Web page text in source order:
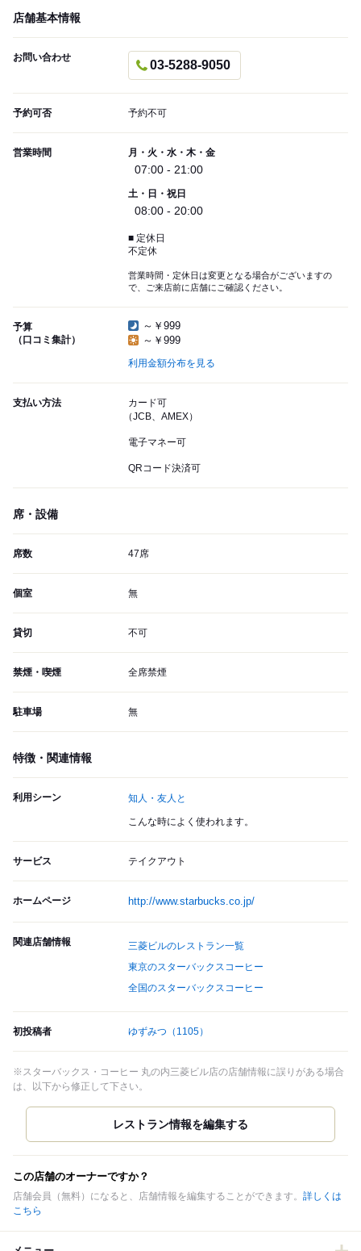
店舗基本情報
お問い合わせ
03-5288-9050
予約可否 予約不可
営業時間 月・火・水・木・金
07:00 - 21:00
土・日・祝日
08:00 - 20:00
■ 定休日
不定休
営業時間・定休日は変更となる場合がございますの
で、ご来店前に店舗にご確認ください。
予算
（口コミ集計）
～￥999
～￥999
利用金額分布を見る
支払い方法
カード可
（JCB、AMEX）
電子マネー可
QRコード決済可
席・設備
席数 47席
個室 無
貸切 不可
禁煙・喫煙 全席禁煙
駐車場 無
特徴・関連情報
利用シーン 知人・友人と
こんな時によく使われます。
サービス テイクアウト
ホームページ http://www.starbucks.co.jp/
関連店舗情報
三菱ビルのレストラン一覧
東京のスターバックスコーヒー
全国のスターバックスコーヒー
初投稿者 ゆずみつ （1105）
※スターバックス・コーヒー 丸の内三菱ビル店の店舗情報に誤りがある場合
は、以下から修正して下さい。
この店舗のオーナーですか？
店舗会員（無料）になると、店舗情報を編集することができます。 詳しくは
こちら